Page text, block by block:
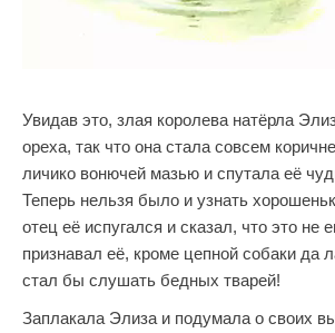
Увидав это, злая королева натёрла
ореха, так что она стала совсем
личико вонючей мазью и спутала её
Теперь нельзя было и узнать
отец её испугался и сказал, что это не
признавал её, кроме цепной собаки да
стал бы слушать бедных тварей!
Заплакала Элиза и подумала о своих